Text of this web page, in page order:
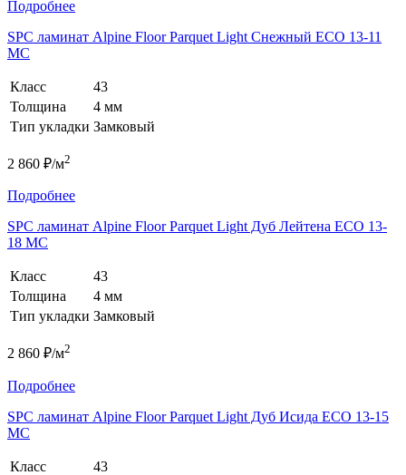
Подробнее
SPC ламинат Alpine Floor Parquet Light Снежный ЕСО 13-11
MC
Класс
43
Толщина
4 мм
Тип укладки Замковый
2 860 ₽/м2
Подробнее
SPC ламинат Alpine Floor Parquet Light Дуб Лейтена ЕСО 13-
18 MC
Класс
43
Толщина
4 мм
Тип укладки Замковый
2 860 ₽/м2
Подробнее
SPC ламинат Alpine Floor Parquet Light Дуб Исида ЕСО 13-15
MC
Класс
43